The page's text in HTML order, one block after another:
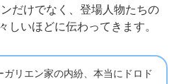
だけでなく、登場人物たちの
しいほどに伝わってきます。
ガリエン家の内紛、本当にドロド